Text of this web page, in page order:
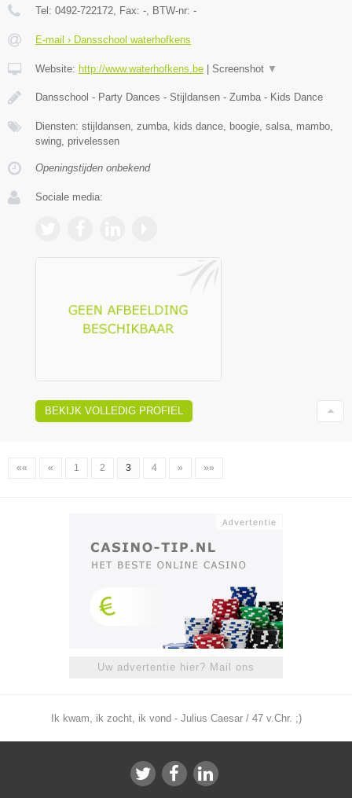
Tel: 0492-722172 , Fax: - , BTW-nr: -
E-mail › Dansschool waterhofkens
Website: http://www.waterhofkens.be | Screenshot ▼
Dansschool - Party Dances - Stijldansen - Zumba - Kids Dance
Diensten: stijldansen, zumba, kids dance, boogie, salsa, mambo,
swing, privelessen
Openingstijden onbekend
Sociale media:
BEKIJK VOLLEDIG PROFIEL
«« « 1 2 3 4 » »»
Uw advertentie hier? Mail ons
Ik kwam, ik zocht, ik vond - Julius Caesar / 47 v.Chr. ;)